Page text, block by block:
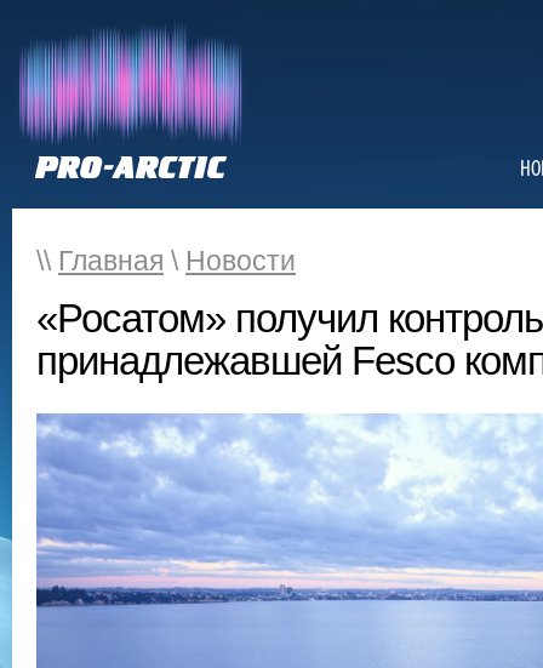
\\ Главная \ Новости
«Росатом» получил
принадлежавшей Fesco